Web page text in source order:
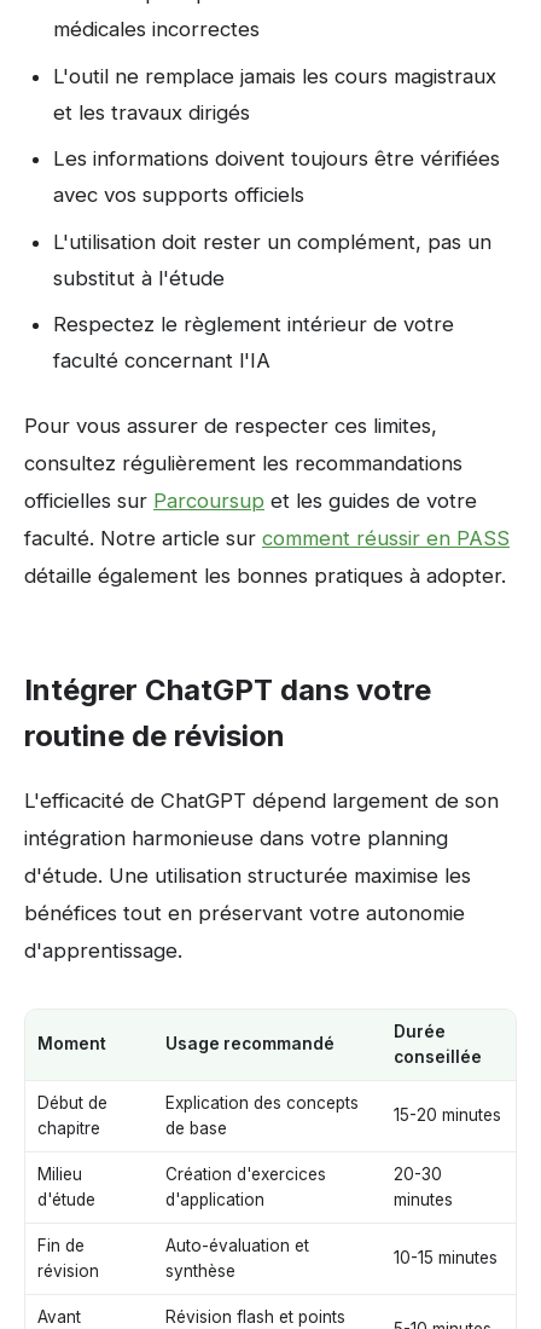
médicales incorrectes
L'outil ne remplace jamais les cours magistraux
et les travaux dirigés
Les informations doivent toujours être vérifiées
avec vos supports officiels
L'utilisation doit rester un complément, pas un
substitut à l'étude
Respectez le règlement intérieur de votre
faculté concernant l'IA
Pour vous assurer de respecter ces limites,
consultez régulièrement les recommandations
officielles sur Parcoursup et les guides de votre
faculté. Notre article sur comment réussir en PASS
détaille également les bonnes pratiques à adopter.
Intégrer ChatGPT dans votre
routine de révision
L'efficacité de ChatGPT dépend largement de son
intégration harmonieuse dans votre planning
d'étude. Une utilisation structurée maximise les
bénéfices tout en préservant votre autonomie
d'apprentissage.
Moment Usage recommandé
Durée
conseillée
Début de
chapitre
Explication des concepts
de base
15-20 minutes
Milieu
d'étude
Création d'exercices
d'application
20-30
minutes
Fin de
révision
Auto-évaluation et
synthèse
10-15 minutes
Avant
Révision flash et points